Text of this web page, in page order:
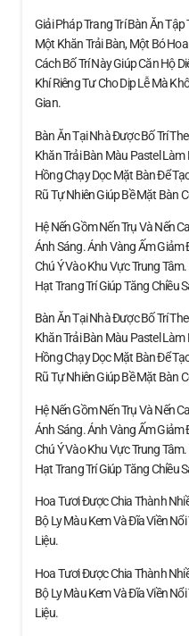
Giải Pháp Trang Trí Bàn Ăn
Một Khăn Trải Bàn, Một Bó
Cách Bố Trí Này Giúp Căn Hộ
Khí Riêng Tư Cho Dịp Lễ Mà
Gian.
Bàn Ăn Tại Nhà Được Bố Trí
Khăn Trải Bàn Màu Pastel
Hồng Chạy Dọc Mặt Bàn Để
Rũ Tự Nhiên Giúp Bề Mặt Bàn
Hệ Nến Gồm Nến Trụ Và Nến
Ánh Sáng. Ánh Vàng Ấm Giảm
Chú Ý Vào Khu Vực Trung
Hạt Trang Trí Giúp Tăng Chiều
Bàn Ăn Tại Nhà Được Bố Trí
Khăn Trải Bàn Màu Pastel
Hồng Chạy Dọc Mặt Bàn Để
Rũ Tự Nhiên Giúp Bề Mặt Bàn
Hệ Nến Gồm Nến Trụ Và Nến
Ánh Sáng. Ánh Vàng Ấm Giảm
Chú Ý Vào Khu Vực Trung
Hạt Trang Trí Giúp Tăng Chiều
Hoa Tươi Được Chia Thành
Bộ Ly Màu Kem Và Đĩa Viền
Liệu.
Hoa Tươi Được Chia Thành
Bộ Ly Màu Kem Và Đĩa Viền
Liệu.